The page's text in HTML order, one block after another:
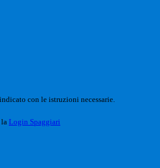
con le istruzioni necessarie.
la Login Spaggiari